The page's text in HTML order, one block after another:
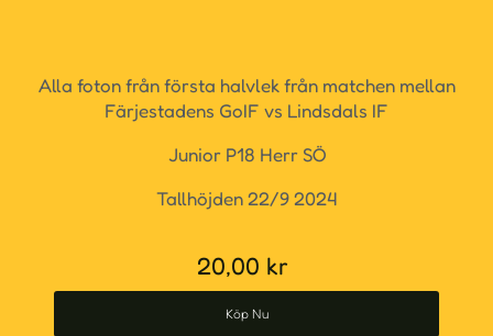
Alla foton från första halvlek från matchen mellan
Färjestadens GoIF vs Lindsdals IF
Junior P18 Herr SÖ
Tallhöjden 22/9 2024
20,00 kr
Köp Nu